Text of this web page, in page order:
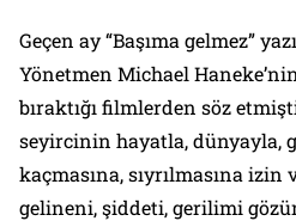
Geçen ay“Başıma gelmez”
Yönetmen Michael
bıraktığı filmlerden söz
seyircinin hayatla, dünyayla,
kaçmasına, sıyrılmasına izin
gelineni, şiddeti, gerilimi